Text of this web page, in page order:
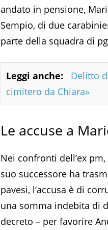
andato in pensione,
Sempio, di due
parte della squadra di
Leggi anche:
Delitto
cimitero da Chiara»
Le accuse a
Nei confronti dell’ex
suo successore ha
pavesi, l’accusa è di
una somma indebita di
decreto – per favorire